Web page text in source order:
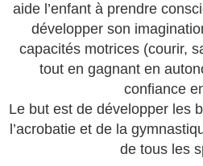
aide l’enfant à prendre
développer son
capacités motrices (courir,
tout en gagnant en
confiance
Le but est de développer les
l’acrobatie et de la
de tous les